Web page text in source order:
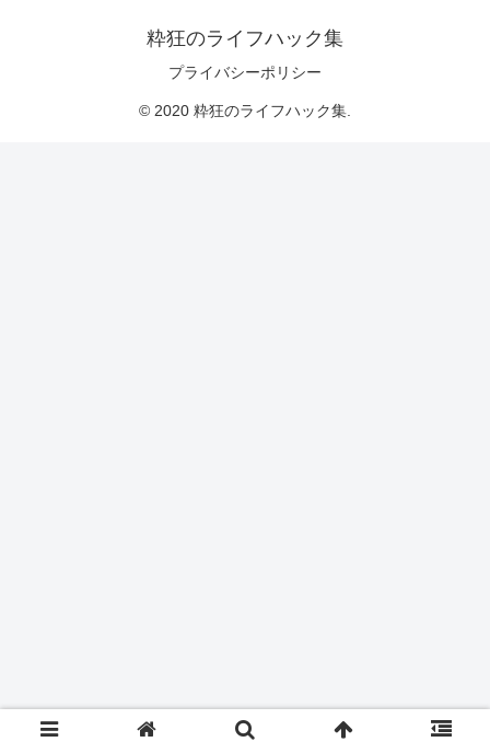
粋狂のライフハック集
プライバシーポリシー
© 2020 粋狂のライフハック集.